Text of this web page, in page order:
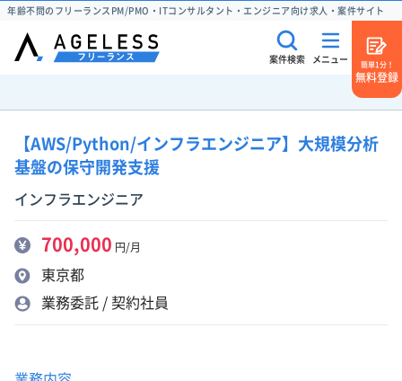
年齢不問のフリーランスPM/PMO・ITコンサルタント・エンジニア向け求人・案件サイト
案件検索 メニュー
簡単1分！
無料登録
【AWS/Python/インフラエンジニア】大規模分析
基盤の保守開発支援
インフラエンジニア
700,000 円/月
東京都
業務委託 / 契約社員